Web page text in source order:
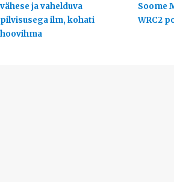
vähese ja vahelduva
pilvisusega ilm, kohati
hoovihma
Soome
WRC2